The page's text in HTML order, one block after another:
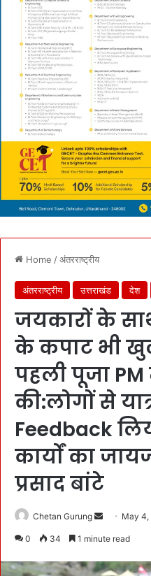
Home /अंतरराष्ट्रीय
अंतरराष्ट्रीय उत्तराखंड देश
जयकारों के
के कपाट भी
पहली पूजा
की:लोगों से
Feedback
कार्यों का
प्रसाद बांटे
Chetan Gurung
d
May 4,
0 34 1 minute read